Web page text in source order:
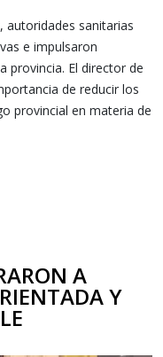
autoridades sanitarias
e impulsaron
provincia. El director de
de reducir los
provincial en materia de
A
Y